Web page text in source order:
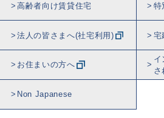
高齢者向け賃貸住宅 特
法人の皆さまへ(社宅利用) 宅
お住まいの方へ
イ
さ
Non Japanese